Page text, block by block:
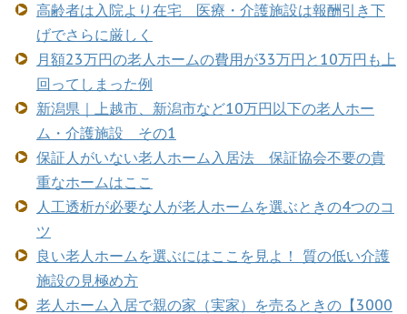
高齢者は入院より在宅 医療・介護施設は報酬引き下
げでさらに厳しく
月額23万円の老人ホームの費用が33万円と10万円も上
回ってしまった例
新潟県｜上越市、新潟市など10万円以下の老人ホー
ム・介護施設 その1
保証人がいない老人ホーム入居法 保証協会不要の貴
重なホームはここ
人工透析が必要な人が老人ホームを選ぶときの4つのコ
ツ
良い老人ホームを選ぶにはここを見よ！ 質の低い介護
施設の見極め方
老人ホーム入居で親の家（実家）を売るときの【3000